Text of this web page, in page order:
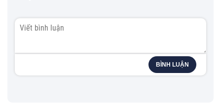
BÌNH LUẬN